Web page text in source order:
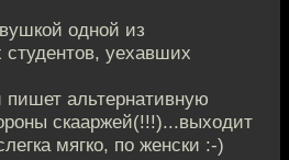
одной из
уехавших
альтернативную
скааржей(!!!)...выходит
мягко, по женски :-)